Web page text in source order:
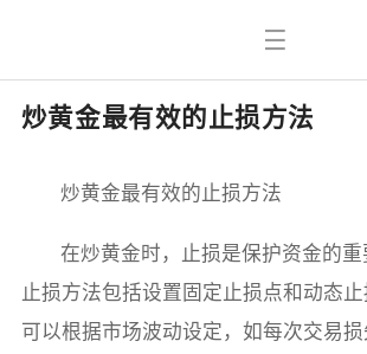
炒黄金最有效的止损方法
炒黄金最有效的止损方法
在炒黄金时，止损是保护资金的
止损方法包括设置固定止损点和动态
可以根据市场波动设定，如每次交易